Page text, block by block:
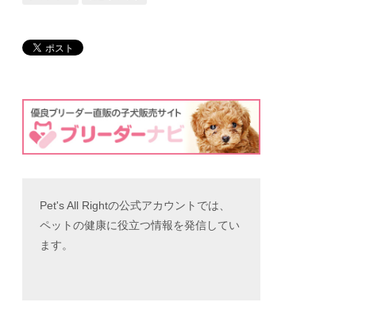
Pet's All Rightの公式アカウントでは、
ペットの健康に役立つ情報を発信してい
ます。